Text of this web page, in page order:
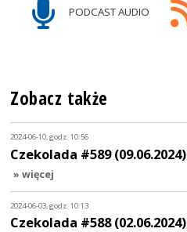
PODCAST AUDIO
Zobacz także
2024-06-10, godz. 10:56
Czekolada #589 (09.06.2024)
» więcej
2024-06-03, godz. 10:13
Czekolada #588 (02.06.2024)